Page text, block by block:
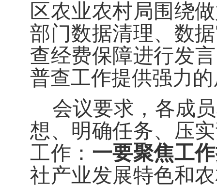
区农业农村局围绕
部门数据清理、数
查经费保障进行发
普查工作提供强力
会议要求，各成
想、明确任务、压
工作： 一要聚焦工
社产业发展特色和